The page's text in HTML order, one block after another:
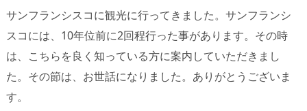
サンフランシスコに観光に行ってきました。サンフランシ
スコには、10年位前に2回程行った事があります。その時
は、こちらを良く知っている方に案内していただきまし
た。その節は、お世話になりました。ありがとうございま
す。